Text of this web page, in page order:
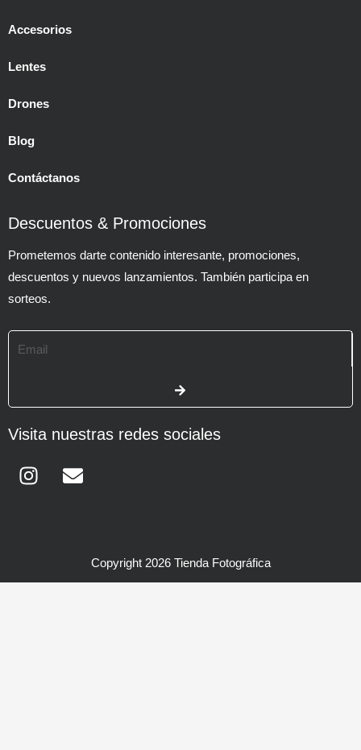
Accesorios
Lentes
Drones
Blog
Contáctanos
Descuentos & Promociones
Prometemos darte contenido interesante, promociones,
descuentos y nuevos lanzamientos. También participa en
sorteos.
Visita nuestras redes sociales
InstagramEnvelope
Copyright 2026 Tienda Fotográfica